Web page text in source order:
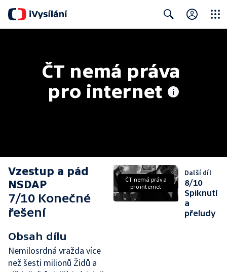
ČT nemá práva
pro internet
Vzestup a pád
NSDAP
7/10 Konečné
řešení
Obsah dílu
Nemilosrdná vražda více
než šesti milionů Židů a
ČT nemá práva
pro internet
Další díl
8/10
Spiknutí
a
přeludy